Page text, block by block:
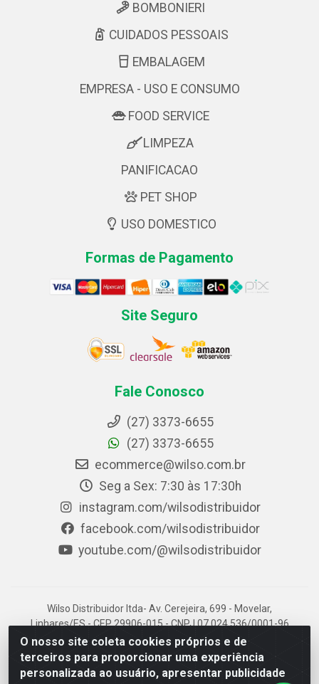
O nosso site coleta cookies próprios e de
terceiros para proporcionar uma experiência
personalizada ao usuário, apresentar publicidade
BOMBONIERI
CUIDADOS PESSOAIS
EMBALAGEM
EMPRESA - USO E CONSUMO
FOOD SERVICE
LIMPEZA
PANIFICACAO
PET SHOP
USO DOMESTICO
Formas de Pagamento
Site Seguro
Fale Conosco
(27) 3373-6655
(27) 3373-6655
ecommerce@wilso.com.br
Seg a Sex: 7:30 às 17:30h
instagram.com/wilsodistribuidor
facebook.com/wilsodistribuidor
youtube.com/@wilsodistribuidor
Wilso Distribuidor ltda- Av. Cerejeira, 699 - Movelar,
Linhares/ES - CEP 29906-015 - CNPJ 07.024.536/0001-96